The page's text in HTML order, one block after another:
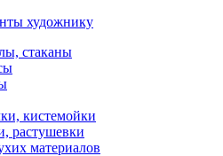
художнику
стаканы
кистемойки
растушевки
материалов